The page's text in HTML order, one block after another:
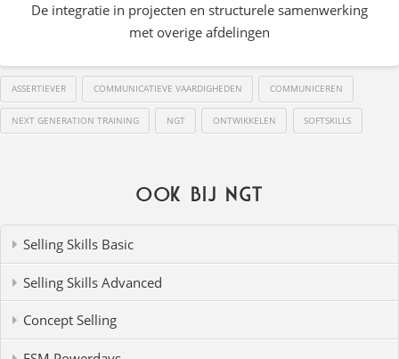
De integratie in projecten en structurele samenwerking
met overige afdelingen
ASSERTIEVER COMMUNICATIEVE VAARDIGHEDEN COMMUNICEREN
NEXT GENERATION TRAINING NGT ONTWIKKELEN SOFTSKILLS
Ook bij NGT
Selling Skills Basic
Selling Skills Advanced
Concept Selling